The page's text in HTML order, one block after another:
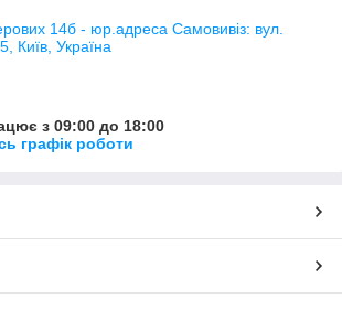
14б - юр.адреса Самовивіз: вул.
Київ, Україна
з 09:00 до 18:00
графік роботи